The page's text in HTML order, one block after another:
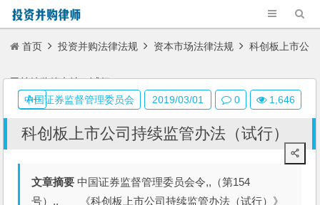
首页 投资并购法律法规 资本市场法律法规 科创板上市公
司持续监管办法（试行）
科创板上市公司持续监管办法（试行）
文章摘要 中国证券监督管理委员会令,,（第154
号）,, 《科创板上市公司持续监管办法（试行）》
中国证券监督管理委员会 2019/03/01 0 1,646
A+